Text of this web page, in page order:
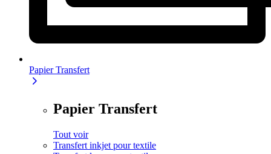
Papier Transfert
Papier Transfert
Tout voir
Transfert inkjet pour textile